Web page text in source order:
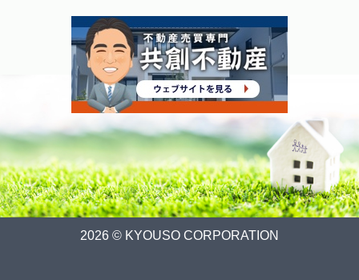
2026 © KYOUSO CORPORATION